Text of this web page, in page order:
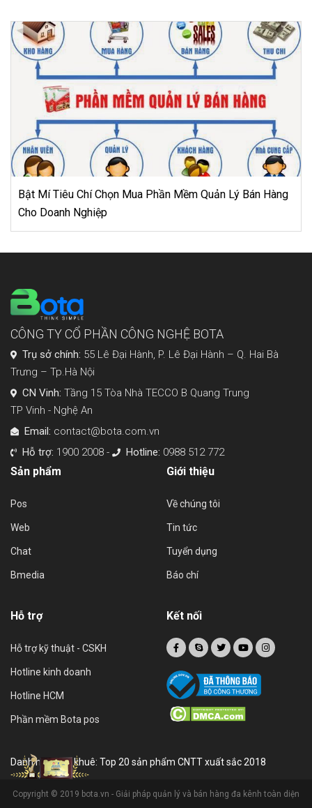
Chặng đường đi đến thành công của tập đoàn khách sạn
Marriott (P1)
CÔNG TY CỔ PHẦN CÔNG NGHỆ BOTA
Trụ sở chính: 55 Lê Đại Hành, P. Lê Đại Hành – Q. Hai Bà
Trưng – Tp.Hà Nội
CN Vinh: Tầng 15 Tòa Nhà TECCO B Quang Trung
TP Vinh - Nghệ An
Email: contact@bota.com.vn
Hỗ trợ: 1900 2008 - Hotline: 0988 512 772
Sản phẩm
Pos
Web
Chat
Bmedia
Giới thiệu
Về chúng tôi
Tin tức
Tuyển dụng
Báo chí
Hỗ trợ
Hỗ trợ kỹ thuật - CSKH
Hotline kinh doanh
Hotline HCM
Phần mềm Bota pos
Kết nối
Danh hiệu sao khuê: Top 20 sản phẩm CNTT xuất sắc 2018
Copyright © 2019 bota.vn - Giải pháp quản lý và bán hàng đa kênh toàn diện